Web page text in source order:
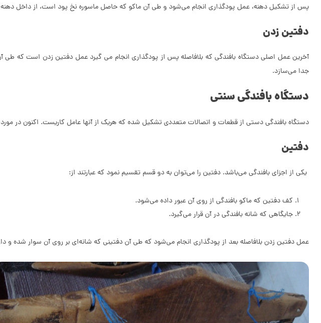
پس از تشکیل دهنه، عمل پودگذاری انجام می‌شود و طی آن ماکو که حاصل ماسوره نخ پود است، از داخل دهنه
دفتین زدن
آخرین عمل اصلی دستگاه بافندگی که بلافاصله پس از پودگذاری انجام می گیرد عمل دفتین زدن است که طی
جدا می‌سازد.
دستگاه بافندگی سنتی
دستگاه بافندگی دستی از قطعات و اتصالات متعددی تشکیل شده که هریک از آنها عامل کاریست. اکنون در
دفتین
یکی از اجزای بافندگی می‌باشد. دفتین را می‌توان به دو قسم تقسیم نمود که عبارتند از:
کف دفتین که ماکو بافندگی از روی آن عبور داده می‌شود.
جایگاهی که شانه بافندگی در آن قرار می‌گیرد.
عمل دفتین زدن بلافاصله بعد از پودگذاری انجام می‌شود که طی آن دفتینی که شانه‌ای بر روی آن سوار شده و